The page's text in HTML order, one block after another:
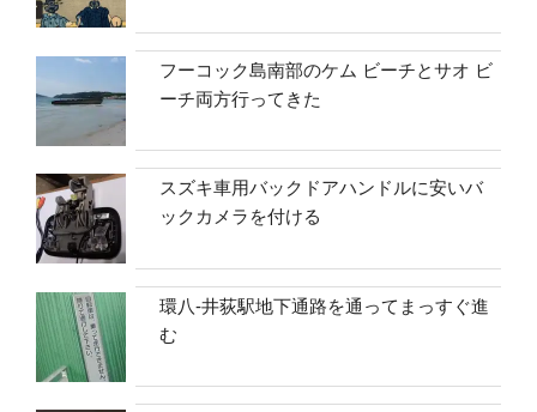
フーコック島南部のケム ビーチとサオ ビ
ーチ両方行ってきた
スズキ車用バックドアハンドルに安いバ
ックカメラを付ける
環八-井荻駅地下通路を通ってまっすぐ進
む